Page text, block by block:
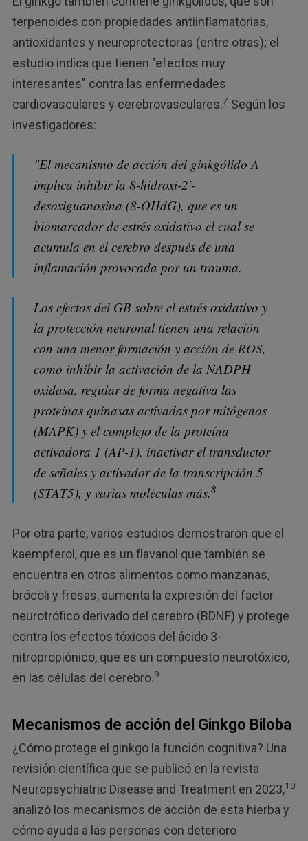
terpenoides con propiedades antiinflamatorias,
antioxidantes y neuroprotectoras (entre otras); el
estudio indica que tienen "efectos muy
interesantes" contra las enfermedades
cardiovasculares y cerebrovasculares.7 Según los
investigadores:
"El mecanismo de acción del ginkgólido A
implica inhibir la 8-hidroxi-2′-
desoxiguanosina (8-OHdG), que es un
biomarcador de estrés oxidativo el cual se
acumula en el cerebro después de una
inflamación provocada por un trauma.
Los efectos del GB sobre el estrés oxidativo y
la protección neuronal tienen una relación
con una menor formación y acción de ROS,
como inhibir la activación de la NADPH
oxidasa, regular de forma negativa las
proteínas quinasas activadas por mitógenos
(MAPK) y el complejo de la proteína
activadora 1 (AP-1), inactivar el transductor
de señales y activador de la transcripción 5
(STAT5), y varias moléculas más.8
Por otra parte, varios estudios demostraron que el
kaempferol, que es un flavanol que también se
encuentra en otros alimentos como manzanas,
brócoli y fresas, aumenta la expresión del factor
neurotrófico derivado del cerebro (BDNF) y protege
contra los efectos tóxicos del ácido 3-
nitropropiónico, que es un compuesto neurotóxico,
en las células del cerebro.9
Mecanismos de acción del Ginkgo Biloba
¿Cómo protege el ginkgo la función cognitiva? Una
revisión científica que se publicó en la revista
Neuropsychiatric Disease and Treatment en 2023,10
analizó los mecanismos de acción de esta hierba y
cómo ayuda a las personas con deterioro